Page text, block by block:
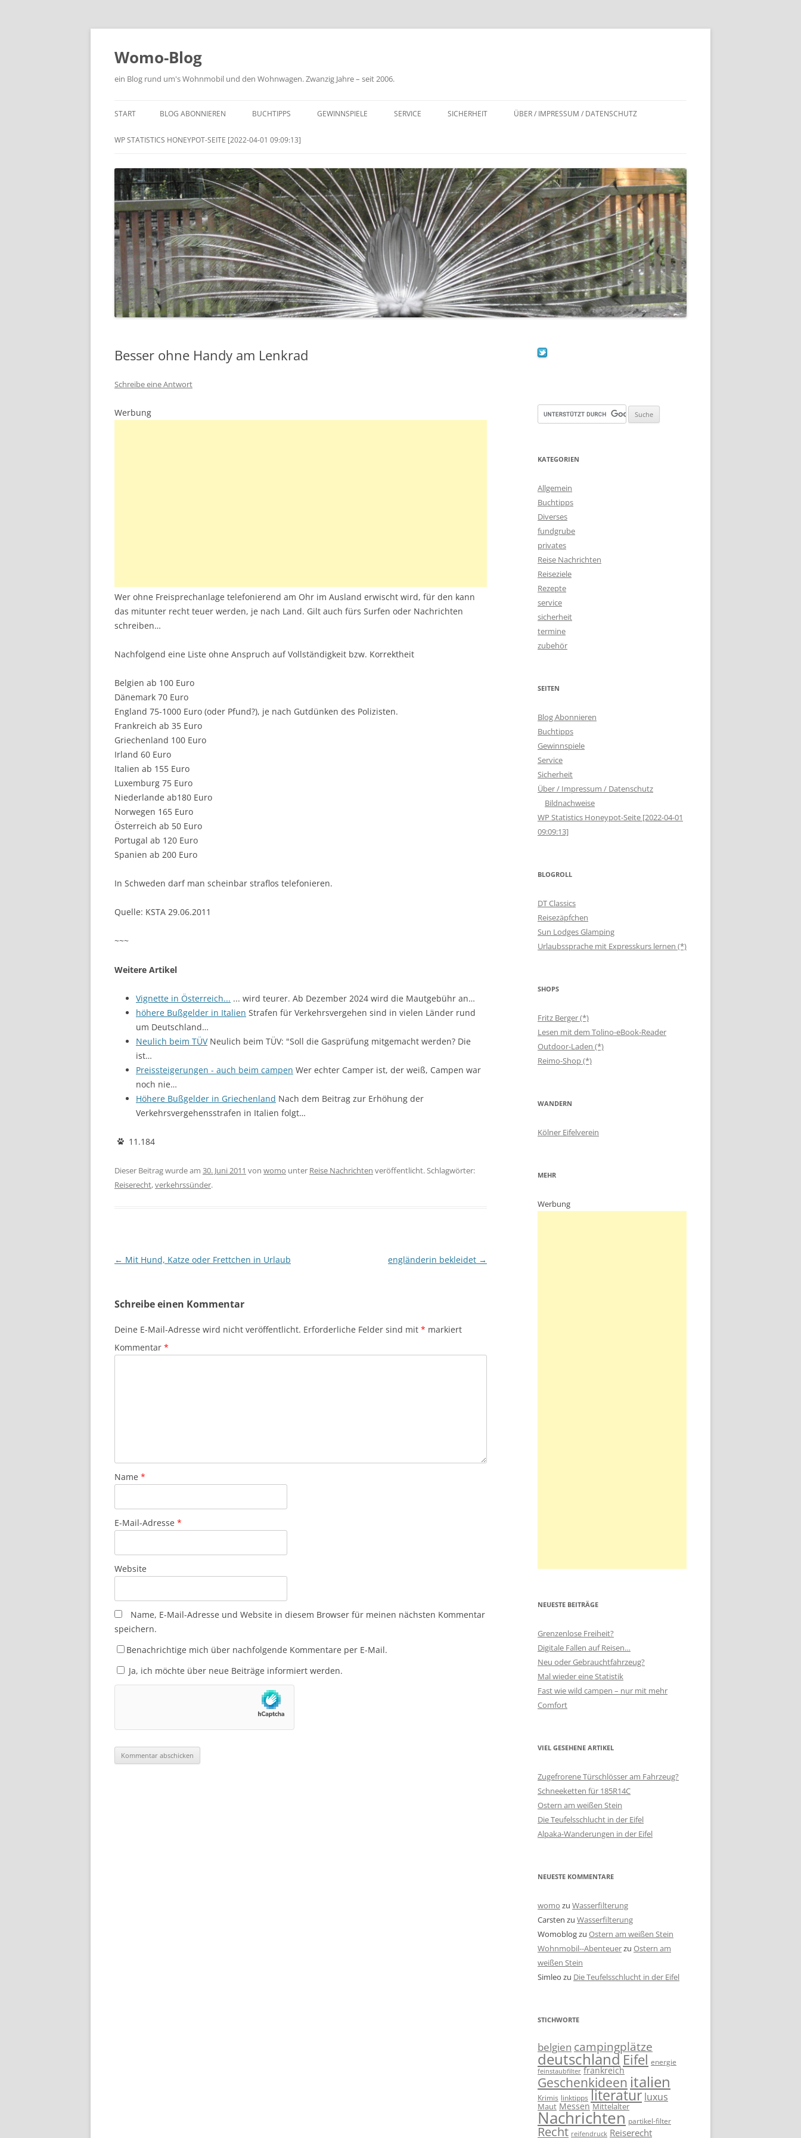
Zum
Womo-Blog
ein Blog rund um's Wohnmobil und den Wohnwagen. Zwanzig Jahre – seit 2006.
START BLOG ABONNIEREN BUCHTIPPS GEWINNSPIELE SERVICE SICHERHEIT ÜBER / IMPRESSUM / DATENSCHUTZ
WP STATISTICS HONEYPOT-SEITE [2022-04-01 09:09:13]
Besser ohne Handy am Lenkrad
Schreibe eine Antwort
Werbung
Wer ohne Freisprechanlage telefonierend am Ohr im Ausland erwischt wird, für den kann
das mitunter recht teuer werden, je nach Land. Gilt auch fürs Surfen oder Nachrichten
schreiben…
Nachfolgend eine Liste ohne Anspruch auf Vollständigkeit bzw. Korrektheit
Belgien ab 100 Euro
Dänemark 70 Euro
England 75-1000 Euro (oder Pfund?), je nach Gutdünken des Polizisten.
Frankreich ab 35 Euro
Griechenland 100 Euro
Irland 60 Euro
Italien ab 155 Euro
Luxemburg 75 Euro
Niederlande ab180 Euro
Norwegen 165 Euro
Österreich ab 50 Euro
Portugal ab 120 Euro
Spanien ab 200 Euro
In Schweden darf man scheinbar straflos telefonieren.
Quelle: KSTA 29.06.2011
~~~
Weitere Artikel
Vignette in Österreich... ... wird teurer. Ab Dezember 2024 wird die Mautgebühr an…
höhere Bußgelder in Italien Strafen für Verkehrsvergehen sind in vielen Länder rund
um Deutschland…
Neulich beim TÜVNeulich beim TÜV: "Soll die Gasprüfung mitgemacht werden? Die
ist…
Preissteigerungen - auch beim campen Wer echter Camper ist, der weiß, Campen war
noch nie…
Höhere Bußgelder in Griechenland Nach dem Beitrag zur Erhöhung der
Verkehrsvergehensstrafen in Italien folgt…
11.184
Dieser Beitrag wurde am 30. Juni 2011 von womo unter Reise Nachrichten veröffentlicht. Schlagwörter:
Reiserecht,verkehrssünder.
Beitragsnavigation
← Mit Hund, Katze oder Frettchen in Urlaub engländerin bekleidet →
Schreibe einen Kommentar
Deine E-Mail-Adresse wird nicht veröffentlicht. Erforderliche Felder sind mit * markiert
Kommentar *
Name *
E-Mail-Adresse *
Website
Name, E-Mail-Adresse und Website in diesem Browser für meinen nächsten Kommentar
speichern.
Benachrichtige mich über nachfolgende Kommentare per E-Mail.
Ja, ich möchte über neue Beiträge informiert werden.
KATEGORIEN
Allgemein
Buchtipps
Diverses
fundgrube
privates
Reise Nachrichten
Reiseziele
Rezepte
service
sicherheit
termine
zubehör
SEITEN
Blog Abonnieren
Buchtipps
Gewinnspiele
Service
Sicherheit
Über / Impressum / Datenschutz
Bildnachweise
WP Statistics Honeypot-Seite [2022-04-01
09:09:13]
BLOGROLL
DT Classics
Reisezäpfchen
Sun Lodges Glamping
Urlaubssprache mit Expresskurs lernen (*)
SHOPS
Fritz Berger (*)
Lesen mit dem Tolino-eBook-Reader
Outdoor-Laden (*)
Reimo-Shop (*)
WANDERN
Kölner Eifelverein
MEHR
Werbung
NEUESTE BEITRÄGE
Grenzenlose Freiheit?
Digitale Fallen auf Reisen…
Neu oder Gebrauchtfahrzeug?
Mal wieder eine Statistik
Fast wie wild campen – nur mit mehr
Comfort
VIEL GESEHENE ARTIKEL
Zugefrorene Türschlösser am Fahrzeug?
Schneeketten für 185R14C
Ostern am weißen Stein
Die Teufelsschlucht in der Eifel
Alpaka-Wanderungen in der Eifel
NEUESTE KOMMENTARE
womo zu Wasserfilterung
Carsten zu Wasserfilterung
Womoblogzu Ostern am weißen Stein
Wohnmobil--Abenteuerzu Ostern am
weißen Stein
Simleo zu Die Teufelsschlucht in der Eifel
STICHWORTE
belgien campingplätze
deutschland Eifel energie
feinstaubfilter frankreich
Geschenkideen italien
Krimis linktipps literatur luxus
Maut Messen Mittelalter
Nachrichten partikel-filter
Recht reifendruck Reiserecht